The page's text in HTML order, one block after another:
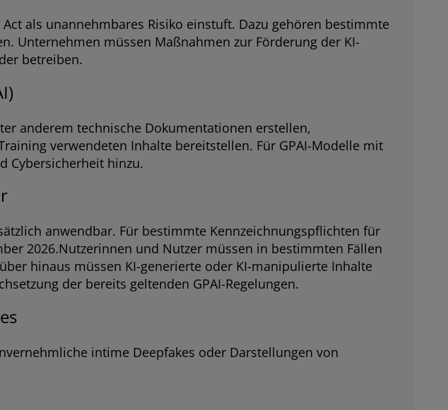
als unannehmbares Risiko einstuft. Dazu gehören bestimmte
Unternehmen müssen Maßnahmen zur Förderung der KI-
betreiben.
anderem technische Dokumentationen erstellen,
verwendeten Inhalte bereitstellen. Für GPAI-Modelle mit
Cybersicherheit hinzu.
anwendbar. Für bestimmte Kennzeichnungspflichten für
2026.Nutzerinnen und Nutzer müssen in bestimmten Fällen
hinaus müssen KI-generierte oder KI-manipulierte Inhalte
der bereits geltenden GPAI-Regelungen.
intime Deepfakes oder Darstellungen von